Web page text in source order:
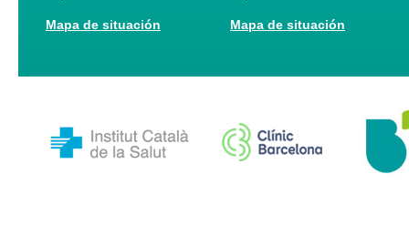
Mapa de situación Mapa de situación